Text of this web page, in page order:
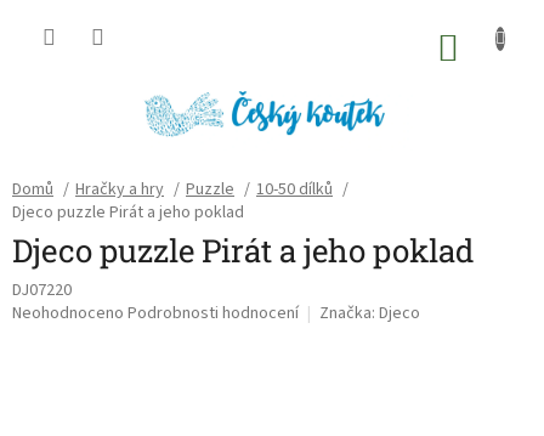
Domů / Hračky a hry / Puzzle / 10-50 dílků /
Djeco puzzle Pirát a jeho poklad
Djeco puzzle Pirát a jeho poklad
DJ07220
Průměrné
Neohodnoceno Podrobnosti hodnocení Značka: Djeco